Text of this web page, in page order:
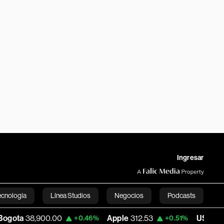
Ingresar
Línea Studios Negocios Podcasts
English
+0.46% Apple 312.53 +0.51% USD COP 3,159.39